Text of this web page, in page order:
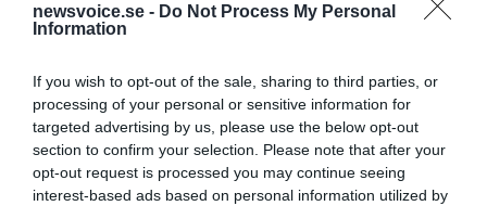
newsvoice.se - Do Not Process My Personal
Information
If you wish to opt-out of the sale, sharing to third parties, or
processing of your personal or sensitive information for
targeted advertising by us, please use the below opt-out
section to confirm your selection. Please note that after your
opt-out request is processed you may continue seeing
interest-based ads based on personal information utilized by
Källa
Riksdagen:Interpellation 2024/25:421 av Elsa
Widding – Grund för uttalande om vaccinationer mot
covid-19